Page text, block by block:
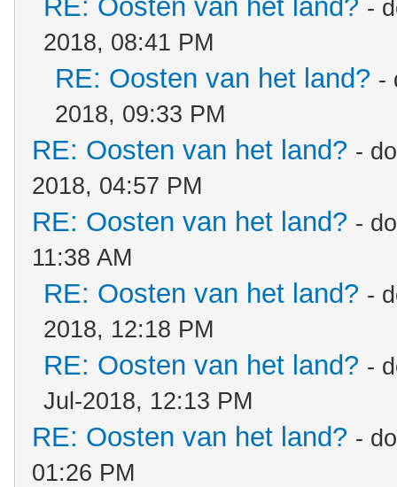
RE: Oosten van het land? -
2018, 08:41 PM
RE: Oosten van het land? -
2018, 09:33 PM
RE: Oosten van het land? -
2018, 04:57 PM
RE: Oosten van het land? -
11:38 AM
RE: Oosten van het land? -
2018, 12:18 PM
RE: Oosten van het land? -
Jul-2018, 12:13 PM
RE: Oosten van het land? -
01:26 PM